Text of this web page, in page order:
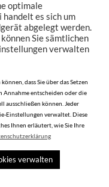
und Accessoires für eine
optimale
es sich um
abgelegt werden.
Sie sämtlichen
verwalten
dass Sie über das Setzen
entscheiden oder die
ausschließen können. Jeder
Einstellungen verwaltet. Diese
Ihnen erläutert, wie Sie Ihre
verwalten